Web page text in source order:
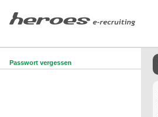
Passwort vergessen